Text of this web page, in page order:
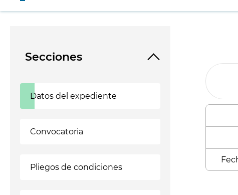
Secciones
Datos del expediente
Convocatoria
Pliegos de condiciones